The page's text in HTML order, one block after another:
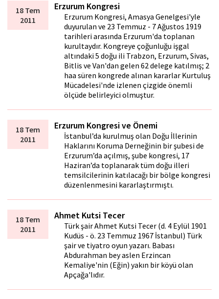
18 Tem
2011
Erzurum Kongresi
Erzurum Kongresi, Amasya Genelgesi'yle
duyurulan ve 23 Temmuz - 7 Ağustos 1919
tarihleri arasında Erzurum'da toplanan
kurultaydır. Kongreye çoğunluğu işgal
altındaki 5 doğu ili Trabzon, Erzurum, Sivas,
Bitlis ve Van'dan gelen 62 delege katılmış; 2
hafta süren kongrede alınan kararlar Kurtuluş
Mücadelesi'nde izlenen çizgide önemli
ölçüde belirleyici olmuştur.
18 Tem
2011
Erzurum Kongresi ve Önemi
İstanbul’da kurulmuş olan Doğu İllerinin
Haklarını Koruma Derneğinin bir şubesi de
Erzurum’da açılmış, şube kongresi, 17
Haziran’da toplanarak tüm doğu illeri
temsilcilerinin katılacağı bir bölge kongresi
düzenlenmesini kararlaştırmıştı.
18 Tem
2011
Ahmet Kutsi Tecer
Türk şair Ahmet Kutsi Tecer (d. 4 Eylül 1901
Kudüs - ö. 23 Temmuz 1967 İstanbul) Türk
şair ve tiyatro oyun yazarı. Babası
Abdurahman bey aslen Erzincan
Kemaliye'nin (Eğin) yakın bir köyü olan
Apçağa'lıdır.